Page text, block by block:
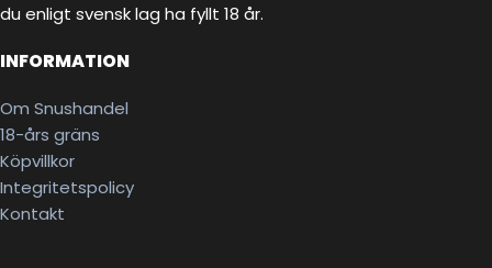
du enligt svensk lag ha fyllt 18 år.
INFORMATION
Om Snushandel
18-års gräns
Köpvillkor
Integritetspolicy
Kontakt